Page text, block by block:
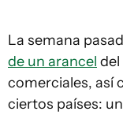
La semana
de un arancel del
comerciales, así
ciertos países: